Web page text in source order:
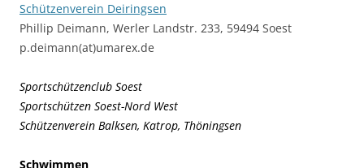
Schützenverein Deiringsen
Phillip Deimann, Werler Landstr. 233, 59494 Soest
p.deimann(at)umarex.de
Sportschützenclub Soest
Sportschützen Soest-Nord West
Schützenverein Balksen, Katrop, Thöningsen
Schwimmen